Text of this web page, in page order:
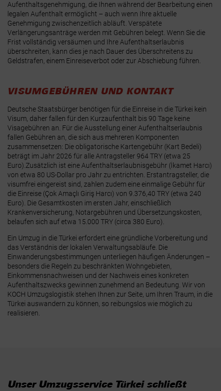
Aufenthaltsgenehmigung, die Ihnen während der Bearbeitung einen
legalen Aufenthalt ermöglicht – auch wenn Ihre aktuelle
Genehmigung zwischenzeitlich abläuft. Verspätete
Verlängerungsanträge werden mit Gebühren belegt. Wenn Sie die
Frist vollständig versäumen und Ihre Aufenthaltserlaubnis
überschreiten, kann dies je nach Dauer des Überschreitens zu
Geldstrafen, einem Einreiseverbot oder zur Abschiebung führen.
VISUMGEBÜHREN UND KONTAKT
Deutsche Staatsbürger benötigen für die Einreise in die Türkei kein
Visum, daher fallen für den Kurzaufenthalt bis 90 Tage keine
Visagebühren an. Für die Ausstellung einer Aufenthaltserlaubnis
fallen Gebühren an, die sich aus mehreren Komponenten
zusammensetzen: Die obligatorische Kartengebühr (Kart Bedeli)
beträgt im Jahr 2026 für alle Antragsteller 964 TRY (etwa 25
Euro). Zusätzlich ist eine Aufenthaltserlaubnisgebühr (İkamet Harcı)
von etwa 80 US-Dollar pro Jahr zu entrichten. Erstantragsteller, die
visumfrei eingereist sind, zahlen zudem eine einmalige Gebühr für
die Einreise (Çok Amaçlı Giriş Harcı) von 9.376,40 TRY (etwa 240
Euro). Die Gesamtkosten im ersten Jahr, einschließlich
Krankenversicherung, Notargebühren und Übersetzungskosten,
belaufen sich auf etwa 15.000 TRY (circa 380 Euro).
Ein Umzug in die Türkei erfordert eine gründliche Vorbereitung und
das Verständnis der lokalen Verwaltungsabläufe. Die
Einwanderungsbestimmungen unterliegen häufigen Änderungen –
besonders die Regeln zu beschränkten Wohngebieten,
Einkommensnachweisen und der Nachweis eines konkreten
Aufenthaltszwecks gewinnen zunehmend an Bedeutung. Wir von
KOCH Umzugslogistik stehen Ihnen zur Seite, um Ihren Traum, in die
Türkei auswandern zu können, so reibungslos wie möglich zu
realisieren.
Unser Umzugsservice Türkei schließt